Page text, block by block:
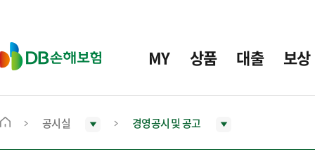
D
B
보
MY 상품 대출 보상
메
공시실 경영공시 및 공고